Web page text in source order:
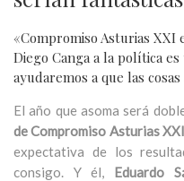
«Compromiso Asturias XXI
Diego Canga a la política
ayudaremos a que las
El año que asoma será
de Compromiso Asturias XXI
expectativa de los
consigo. Y él, Eduardo